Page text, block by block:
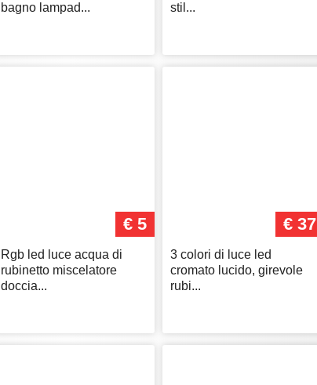
bagno lampad...
stil...
€ 5
Rgb led luce acqua di
rubinetto miscelatore
doccia...
€ 37
3 colori di luce led
cromato lucido, girevole
rubi...